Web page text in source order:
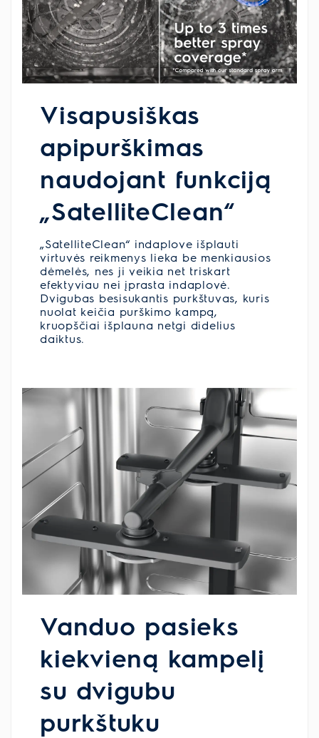
Visapusiškas
apipurškimas
naudojant funkciją
„SatelliteClean“
„SatelliteClean“ indaplove išplauti
virtuvės reikmenys lieka be menkiausios
dėmelės, nes ji veikia net triskart
efektyviau nei įprasta indaplovė.
Dvigubas besisukantis purkštuvas, kuris
nuolat keičia purškimo kampą,
kruopščiai išplauna netgi didelius
daiktus.
Vanduo pasieks
kiekvieną kampelį
su dvigubu
purkštuku